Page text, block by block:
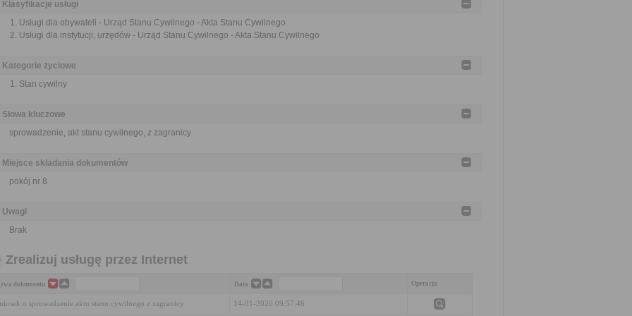
Klasyfikacje usługi
Usługi dla obywateli - Urząd Stanu Cywilnego - Akta Stanu Cywilnego
Usługi dla instytucji, urzędów - Urząd Stanu Cywilnego - Akta Stanu Cywilnego
Kategorie życiowe
Stan cywilny
Słowa kluczowe
sprowadzenie, akt stanu cywilnego, z zagranicy
Miejsce składania dokumentów
pokój nr 8
Uwagi
Brak
Zrealizuj usługę przez Internet
dokumentu Data Operacja
o sprowadzenie aktu stanu cywilnego z zagranicy 14-01-2020 09:57:46